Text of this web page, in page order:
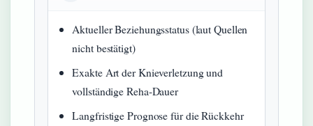
Aktueller Beziehungsstatus (laut Quellen
nicht bestätigt)
Exakte Art der Knieverletzung und
vollständige Reha-Dauer
Langfristige Prognose für die Rückkehr